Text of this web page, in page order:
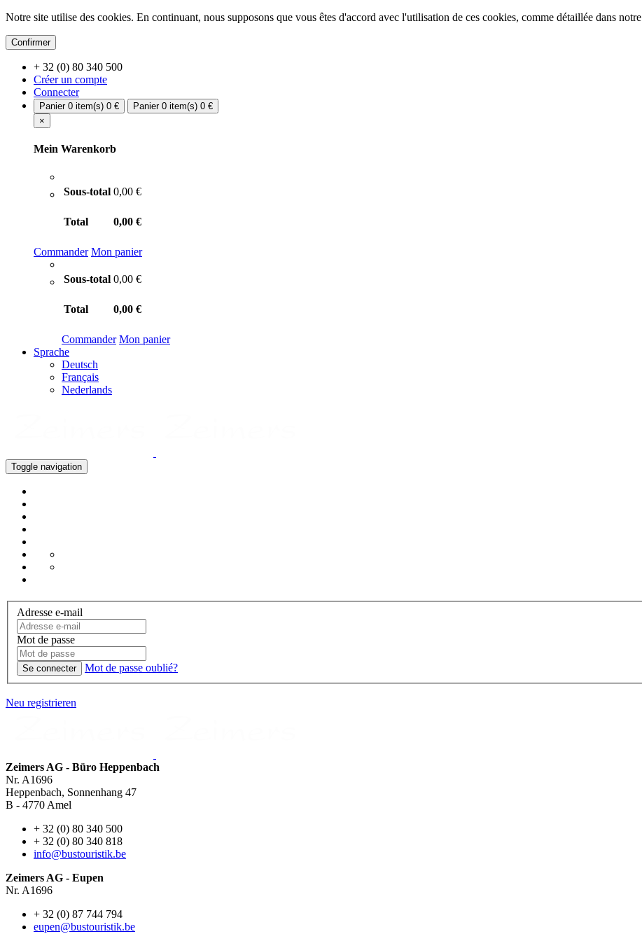
Notre site utilise des cookies. En continuant, nous supposons que vous êtes d'accord avec l'utilisation de ces cookies, comme détaillée dans notre
Confirmer
+ 32 (0) 80 340 500
Créer un compte
Connecter
Panier 0 item(s) 0 € Panier 0 item(s) 0 €
×
Mein Warenkorb
Sous-total 0,00 €
Total 0,00 €
Commander Mon panier
Sous-total 0,00 €
Total 0,00 €
Commander Mon panier
Sprache
Deutsch
Français
Nederlands
Toggle navigation
Adresse e-mail
Mot de passe
Se connecter Mot de passe oublié?
Neu registrieren
Zeimers AG - Büro Heppenbach
Nr. A1696
Heppenbach, Sonnenhang 47
B - 4770 Amel
+ 32 (0) 80 340 500
+ 32 (0) 80 340 818
info@bustouristik.be
Zeimers AG - Eupen
Nr. A1696
+ 32 (0) 87 744 794
eupen@bustouristik.be